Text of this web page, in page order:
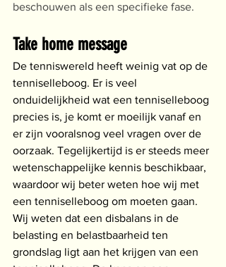
beschouwen als een specifieke fase.
Take home message
De tenniswereld heeft weinig vat op de
tenniselleboog. Er is veel
onduidelijkheid wat een tenniselleboog
precies is, je komt er moeilijk vanaf en
er zijn vooralsnog veel vragen over de
oorzaak. Tegelijkertijd is er steeds meer
wetenschappelijke kennis beschikbaar,
waardoor wij beter weten hoe wij met
een tenniselleboog om moeten gaan.
Wij weten dat een disbalans in de
belasting en belastbaarheid ten
grondslag ligt aan het krijgen van een